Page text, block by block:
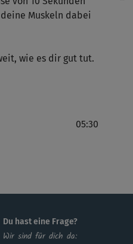
Muskeln dabei
wie es dir gut tut.
05:30
Du hast eine Frage?
Wir sind für dich da: